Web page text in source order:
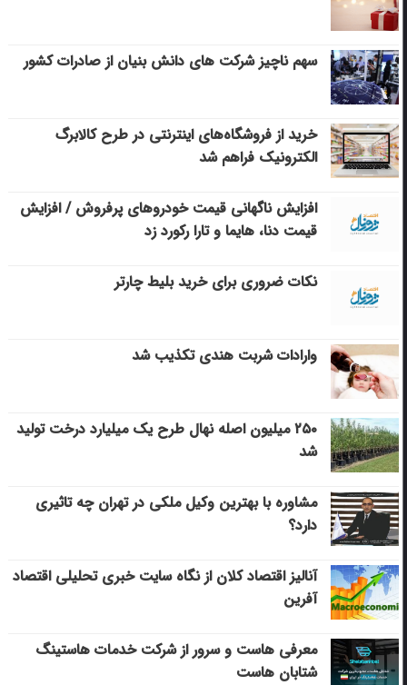
سهم ناچیز شرکت های دانش بنیان از صادرات کشور
خرید از فروشگاه‌های اینترنتی در طرح کالابرگ
الکترونیک فراهم شد
افزایش ناگهانی قیمت خودروهای پرفروش / افزایش
قیمت دنا، هایما و تارا رکورد زد
نکات ضروری برای خرید بلیط چارتر
وارادات شربت هندی تکذیب شد
۲۵۰ میلیون اصله نهال طرح یک میلیارد درخت تولید
شد
مشاوره با بهترین وکیل ملکی در تهران چه تاثیری
دارد؟
آنالیز اقتصاد کلان از نگاه سایت خبری تحلیلی اقتصاد
آفرین
معرفی هاست و سرور از شرکت خدمات هاستینگ
شتابان هاست